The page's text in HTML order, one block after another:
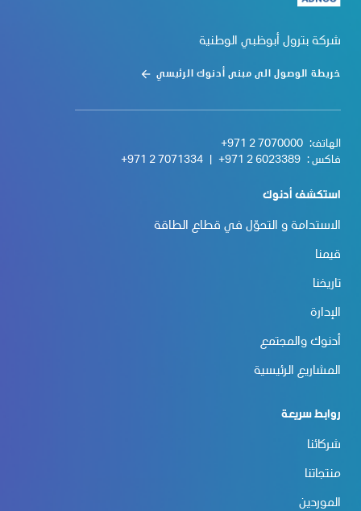
شركة بترول أبوظبي الوطنية
خريطة الوصول الى مبنى أدنوك الرئيسي
الهاتف: +971 2 7070000
فاكس : +971 2 6023389
+971 2 7071334
استكشف أدنوك
الاستدامة و التحوّل في قطاع الطاقة
قيمنا
تاريخنا
الإدارة
أدنوك والمجتمع
المشاريع الرئيسية
روابط سريعة
شركائنا
منتجاتنا
الموردين